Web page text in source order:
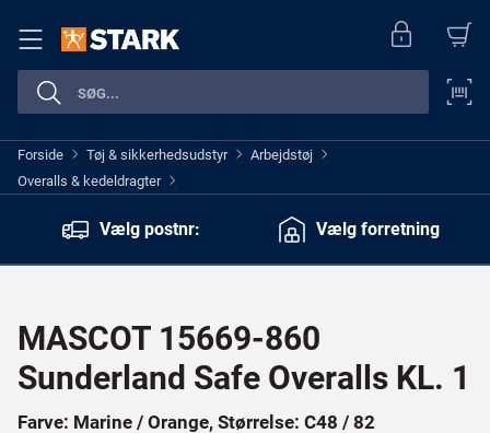
Forside > Tøj & sikkerhedsudstyr > Arbejdstøj >
Overalls & kedeldragter >
Vælg postnr:
Vælg forretning
MASCOT 15669-860
Sunderland Safe Overalls KL. 1
Farve: Marine / Orange, Størrelse: C48 / 82